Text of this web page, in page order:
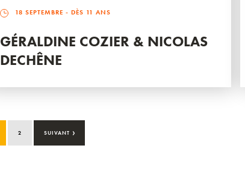
18 SEPTEMBRE - DÈS 11 ANS
GÉRALDINE COZIER & NICOLAS
DECHÊNE
2 SUIVANT ›